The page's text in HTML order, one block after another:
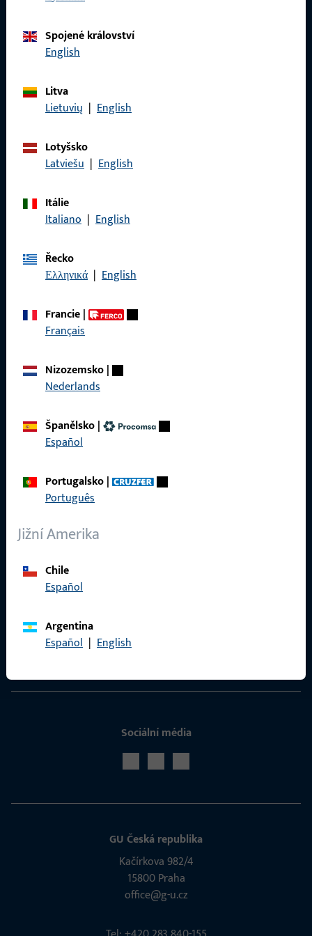
telefonicky nebo e-mailem.
Spojené království
English
Litva
Lietuvių | English
Lotyšsko
Latviešu | English
Itálie
Italiano | English
Řecko
Ελληνικά | English
Francie|
Français
Nizozemsko|
Nederlands
Španělsko|
Español
Portugalsko|
Português
Jižní Amerika
Chile
Español
Argentina
Español | English
Kariéra
Katalog produktů
Sociální média
GU Česká republika
Kačírkova 982/4
15800 Praha
office@g-u.cz